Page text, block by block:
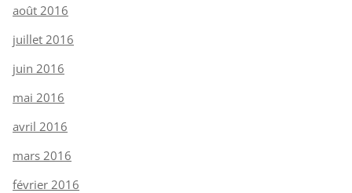
août 2016
juillet 2016
juin 2016
mai 2016
avril 2016
mars 2016
février 2016